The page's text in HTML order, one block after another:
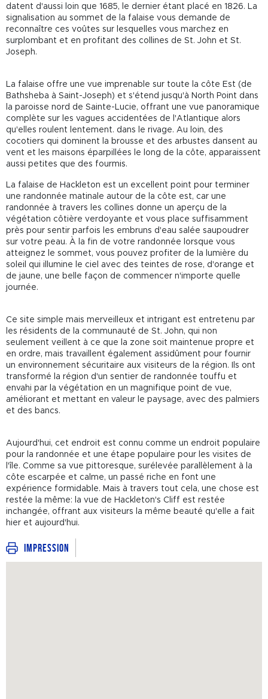
datent d'aussi loin que 1685, le dernier étant placé en 1826. La
signalisation au sommet de la falaise vous demande de
reconnaître ces voûtes sur lesquelles vous marchez en
surplombant et en profitant des collines de St. John et St.
Joseph.
La falaise offre une vue imprenable sur toute la côte Est (de
Bathsheba à Saint-Joseph) et s'étend jusqu'à North Point dans
la paroisse nord de Sainte-Lucie, offrant une vue panoramique
complète sur les vagues accidentées de l'Atlantique alors
qu'elles roulent lentement. dans le rivage. Au loin, des
cocotiers qui dominent la brousse et des arbustes dansent au
vent et les maisons éparpillées le long de la côte, apparaissent
aussi petites que des fourmis.
La falaise de Hackleton est un excellent point pour terminer
une randonnée matinale autour de la côte est, car une
randonnée à travers les collines donne un aperçu de la
végétation côtière verdoyante et vous place suffisamment
près pour sentir parfois les embruns d'eau salée saupoudrer
sur votre peau. À la fin de votre randonnée lorsque vous
atteignez le sommet, vous pouvez profiter de la lumière du
soleil qui illumine le ciel avec des teintes de rose, d'orange et
de jaune, une belle façon de commencer n'importe quelle
journée.
Ce site simple mais merveilleux et intrigant est entretenu par
les résidents de la communauté de St. John, qui non
seulement veillent à ce que la zone soit maintenue propre et
en ordre, mais travaillent également assidûment pour fournir
un environnement sécuritaire aux visiteurs de la région. Ils ont
transformé la région d'un sentier de randonnée touffu et
envahi par la végétation en un magnifique point de vue,
améliorant et mettant en valeur le paysage, avec des palmiers
et des bancs.
Aujourd'hui, cet endroit est connu comme un endroit populaire
pour la randonnée et une étape populaire pour les visites de
l'île. Comme sa vue pittoresque, surélevée parallèlement à la
côte escarpée et calme, un passé riche en font une
expérience formidable. Mais à travers tout cela, une chose est
restée la même: la vue de Hackleton's Cliff est restée
inchangée, offrant aux visiteurs la même beauté qu'elle a fait
hier et aujourd'hui.
Impression